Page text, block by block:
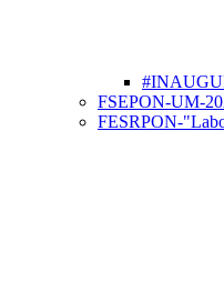
FSEPON-UM-
FESRPON-